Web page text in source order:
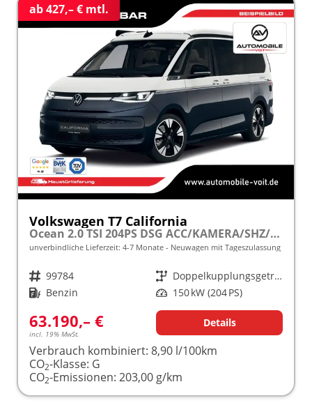
ab 427,– € mtl.
Volkswagen T7 California
Ocean 2.0 TSI 204PS DSG ACC/KAMERA/SHZ/LED/3Z.KLIMA frei konfigurierbar!
unverbindliche Lieferzeit: 4-7 Monate Neuwagen mit Tageszulassung
Fahrzeugnr. 99784 Getriebe
Doppelkupplungsgetriebe (DSG)
Kraftstoff Benzin Leistung 150 kW (204 PS)
63.190,– €
incl. 19% MwSt.
Details
Verbrauch kombiniert: 8,90 l/100km
CO2-Klasse: G
CO2-Emissionen: 203,00 g/km